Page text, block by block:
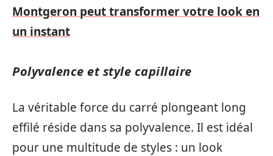
Montgeron peut transformer votre look en
un instant
Polyvalence et style capillaire
La véritable force du carré plongeant long
effilé réside dans sa polyvalence. Il est idéal
pour une multitude de styles : un look